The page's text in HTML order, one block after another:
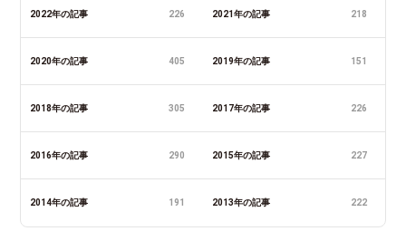
2022年の記事 226 2021年の記事 218
2020年の記事 405 2019年の記事 151
2018年の記事 305 2017年の記事 226
2016年の記事 290 2015年の記事 227
2014年の記事 191 2013年の記事 222